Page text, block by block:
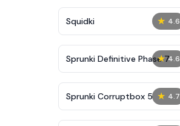
★ 4.6
Squidki
★ 4.6
Sprunki Definitive Phase 7
★ 4.7
Sprunki Corruptbox 5